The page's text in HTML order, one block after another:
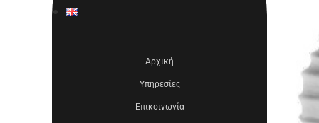
Αρχική
Υπηρεσίες
Επικοινωνία